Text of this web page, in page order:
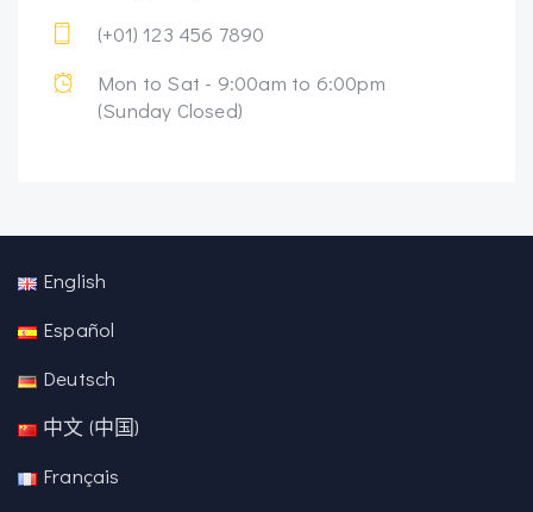
(+01) 123 456 7890
Mon to Sat - 9:00am to 6:00pm
(Sunday Closed)
English
Español
Deutsch
中文 (中国)
Français